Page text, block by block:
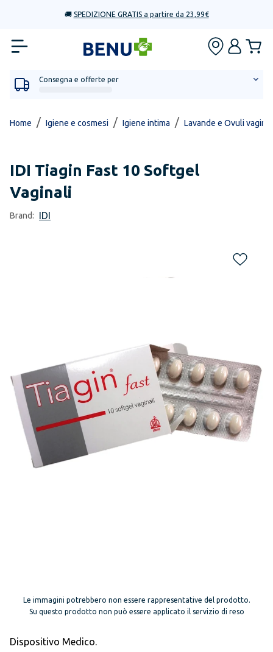
🚚 SPEDIZIONE GRATIS a partire da 23,99€
Consegna e offerte per
Home / Igiene e cosmesi / Igiene intima / Lavande e Ovuli
IDI Tiagin Fast 10 Softgel
Vaginali
Brand: IDI
Le immagini potrebbero non essere rappresentative del prodotto.
Su questo prodotto non può essere applicato il servizio di reso
Dispositivo Medico.